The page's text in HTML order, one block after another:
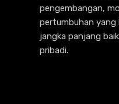
pengembangan,
pertumbuhan yang
jangka panjang
pribadi.